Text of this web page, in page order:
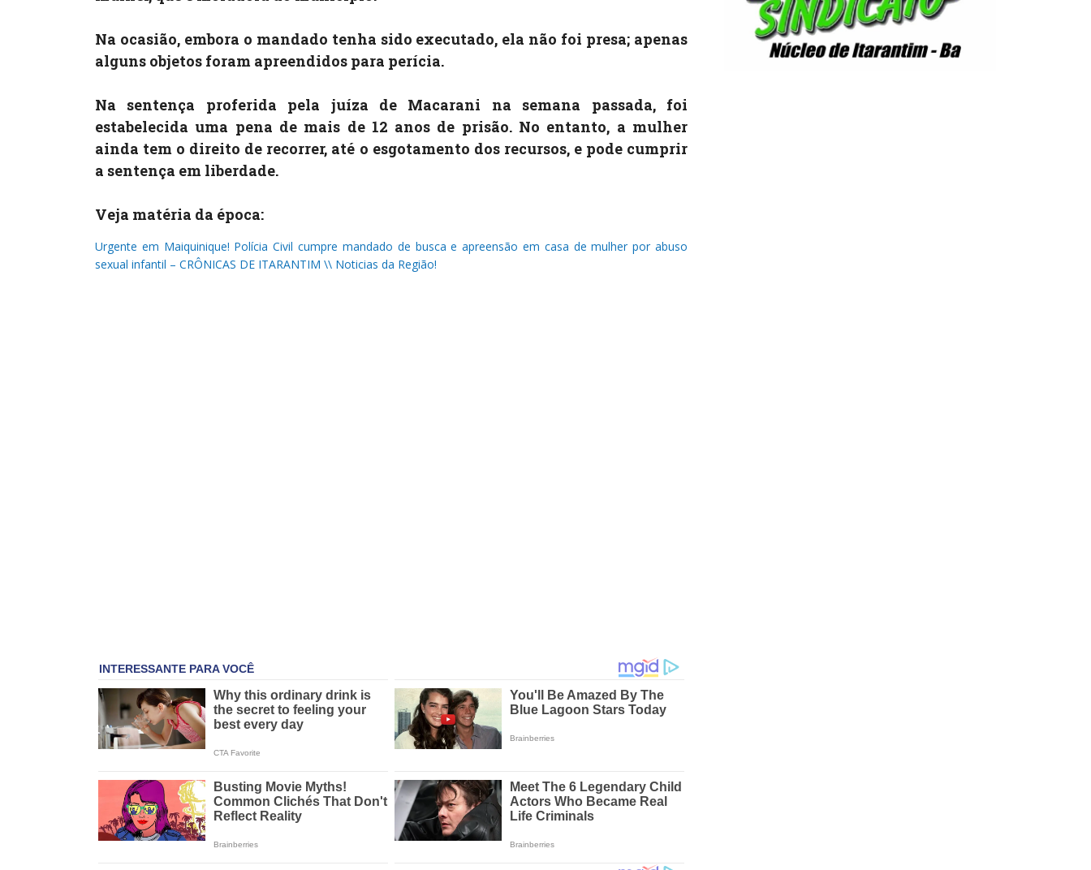
Na ocasião, embora o mandado tenha sido executado, ela não foi presa; apenas
alguns objetos foram apreendidos para perícia.
Na sentença proferida pela juíza de Macarani na semana passada, foi
estabelecida uma pena de mais de 12 anos de prisão. No entanto, a mulher
ainda tem o direito de recorrer, até o esgotamento dos recursos, e pode cumprir
a sentença em liberdade.
Veja matéria da época:
Urgente em Maiquinique! Polícia Civil cumpre mandado de busca e apreensão em casa de mulher por abuso
sexual infantil – CRÔNICAS DE ITARANTIM \\ Noticias da Região!